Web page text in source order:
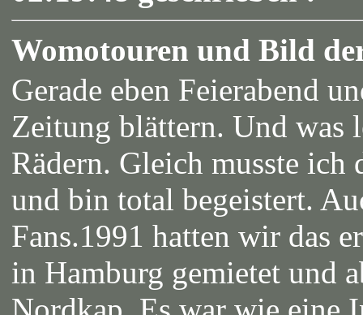
Womotouren und Bild
Gerade eben Feierabend
Zeitung blättern. Und was
Rädern. Gleich musste ich
und bin total begeistert.
Fans.1991 hatten wir das
in Hamburg gemietet und